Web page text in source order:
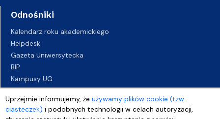
Uprzejmie informujemy, żeużywamy plików cookie (tzw.
ciasteczek) i podobnych technologii w celach autoryzacji,
Odnośniki
Kalendarz roku akademickiego
Helpdesk
Gazeta Uniwersytecka
BIP
Kampusy UG
Biuro Karier UG
Oferty pracy
Deklaracja dostępności